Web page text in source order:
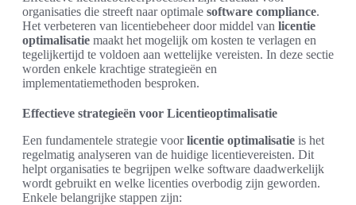
organisaties die streeft naar optimale software compliance.
Het verbeteren van licentiebeheer door middel van licentie
optimalisatie maakt het mogelijk om kosten te verlagen en
tegelijkertijd te voldoen aan wettelijke vereisten. In deze sectie
worden enkele krachtige strategieën en
implementatiemethoden besproken.
Effectieve strategieën voor Licentieoptimalisatie
Een fundamentele strategie voorlicentie optimalisatie is het
regelmatig analyseren van de huidige licentievereisten. Dit
helpt organisaties te begrijpen welke software daadwerkelijk
wordt gebruikt en welke licenties overbodig zijn geworden.
Enkele belangrijke stappen zijn: